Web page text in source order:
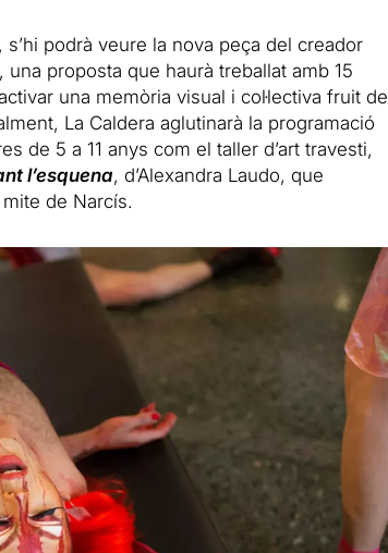
podrà veure la nova peça del creador
una proposta que haurà treballat amb 15
una memòria visual i col·lectiva fruit de
La Caldera aglutinarà la programació
de 5 a 11 anys com el taller d’art travesti,
l’esquena, d’Alexandra Laudo, que
de Narcís.